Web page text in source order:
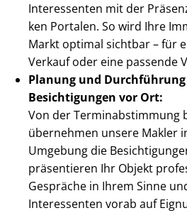
Interessenten mit der
ken Portalen. So wird Ihre
Markt optimal sichtbar – für
Verkauf oder eine passende
Planung und
Besichtigungen vor Ort:
Von der Ter­min­ab­stim­mung
übernehmen unsere Makler
Umgebung die
präsentieren Ihr Objekt
Gespräche in Ihrem Sinne
Interessenten vorab auf